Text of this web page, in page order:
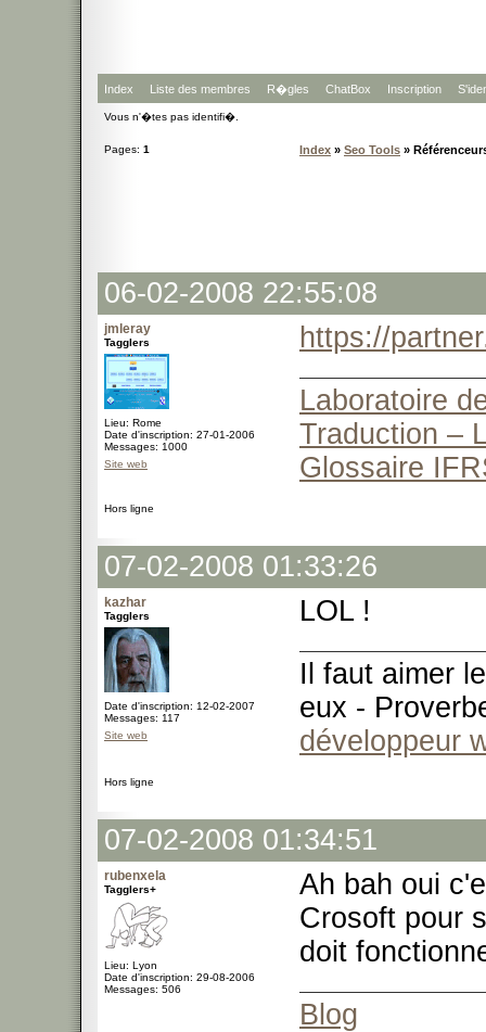
Index Liste des membres R�gles ChatBox Inscription
Vous n'�tes pas identifi�.
Pages: 1 Index » Seo Tools »
06-02-2008 22:55:08
jmleray
Tagglers
Lieu: Rome
Date d'inscription: 27-01-2006
Messages: 1000
Site web
https://
Laboratoire
Traduction –
Glossaire
Hors ligne
07-02-2008 01:33:26
kazhar
Tagglers
Date d'inscription: 12-02-2007
Messages: 117
Site web
LOL !
Il faut aimer
eux -
développeur
Hors ligne
07-02-2008 01:34:51
rubenxela
Tagglers+
Lieu: Lyon
Date d'inscription: 29-08-2006
Messages: 506
Ah bah oui
Crosoft pour
doit
Blog